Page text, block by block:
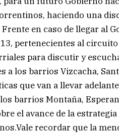
haciendo una
en caso de llegar al
pertenecientes al
para discutir y
a los barrios Vizcacha,
que van a llevar
barrios Montaña,
el avance de la
recordar que la